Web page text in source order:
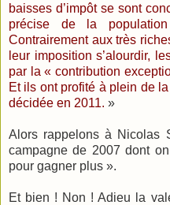
baisses d’impôt se sont
précise de la
Contrairement aux très
leur imposition s’alourdir,
par la « contribution
Et ils ont profité à plein de
décidée en 2011. »
Alors rappelons à Nicolas
campagne de 2007 dont
pour gagner plus ».
Et bien ! Non ! Adieu la